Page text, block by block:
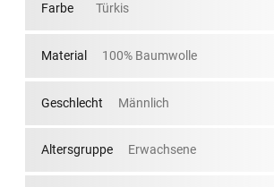
Farbe Türkis
Material 100% Baumwolle
Geschlecht Männlich
Altersgruppe Erwachsene